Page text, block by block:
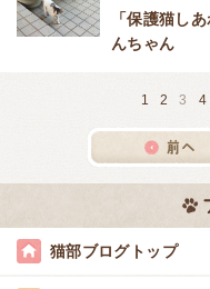
「保護猫し
んちゃん
1 2 3 4
猫部ブログトップ